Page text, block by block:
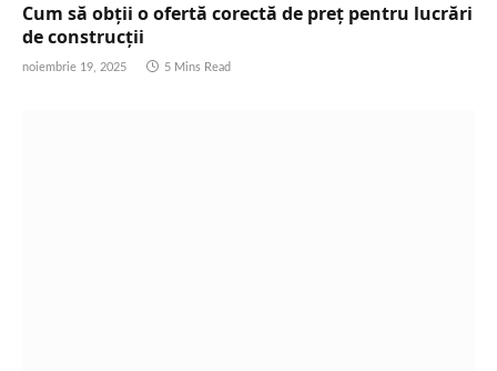
Cum să obții o ofertă corectă de preț pentru lucrări
de construcții
noiembrie 19, 2025 5 Mins Read